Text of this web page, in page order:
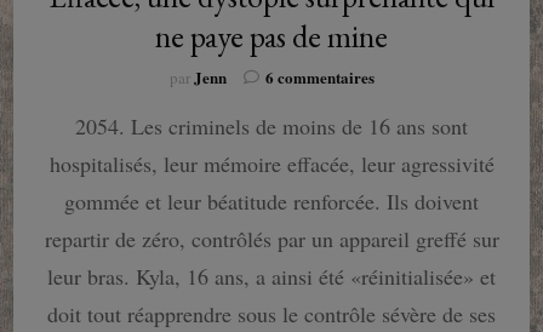
ne paye pas de mine
par Jenn 6 commentairessur
une
surprenante
qui
paye
pas
mine
2054. Les criminels de moins de 16 ans sont
hospitalisés, leur mémoire effacée, leur agressivité
gommée et leur béatitude renforcée. Ils doivent
repartir de zéro, contrôlés par un appareil greffé sur
leur bras. Kyla, 16 ans, a ainsi été «réinitialisée» et
doit tout réapprendre sous le contrôle sévère de ses